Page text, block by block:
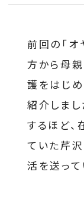
前回の「オ
方から母
護をはじめ
紹介しまし
するほど
ていた芹
活を送って